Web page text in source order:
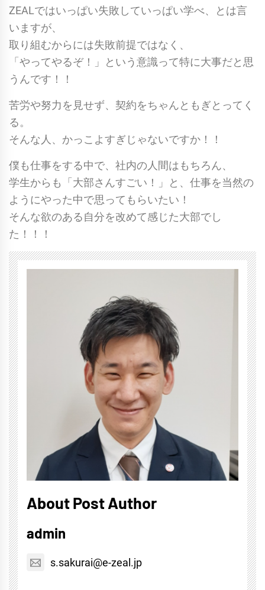
ZEALではいっぱい失敗していっぱい学べ、とは言
いますが、
取り組むからには失敗前提ではなく、
「やってやるぞ！」という意識って特に大事だと思
うんです！！
苦労や努力を見せず、契約をちゃんともぎとってく
る。
そんな人、かっこよすぎじゃないですか！！
僕も仕事をする中で、社内の人間はもちろん、
学生からも「大部さんすごい！」と、仕事を当然の
ようにやった中で思ってもらいたい！
そんな欲のある自分を改めて感じた大部でし
た！！！
About Post Author
admin
s.sakurai@e-zeal.jp